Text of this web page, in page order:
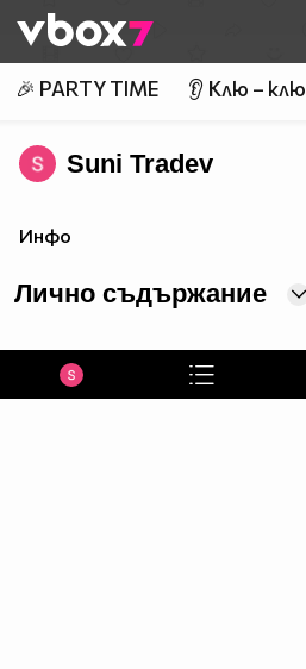
👾
🎉 PARTY TIME 👂 Клю – клю
Suni Tradev
Инфо
Лично съдържание